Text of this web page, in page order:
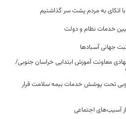
اتکای به مردم پشت سر گذاشتیم
خدمات نظام و دولت
جهانی آسبادها
معاونت آموزش ابتدایی خراسان جنوبی/
جنوبی تحت پوشش خدمات بیمه سلامت قرار
آسیب‌های اجتماعی